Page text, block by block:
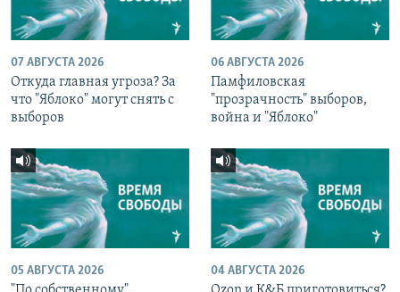
07 АВГУСТА 2026
Откуда главная угроза? За
что "Яблоко" могут снять с
выборов
06 АВГУСТА 2026
Памфиловская
"прозрачность" выборов,
война и "Яблоко"
05 АВГУСТА 2026 04 АВГУСТА 2026